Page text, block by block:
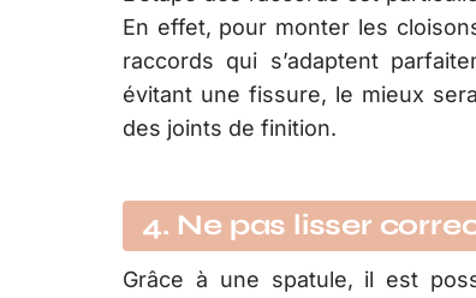
En effet, pour monter les
raccords qui s’adaptent
évitant une fissure, le mieux
des joints de finition.
4. Ne pas lisser
Grâce à une spatule, il est